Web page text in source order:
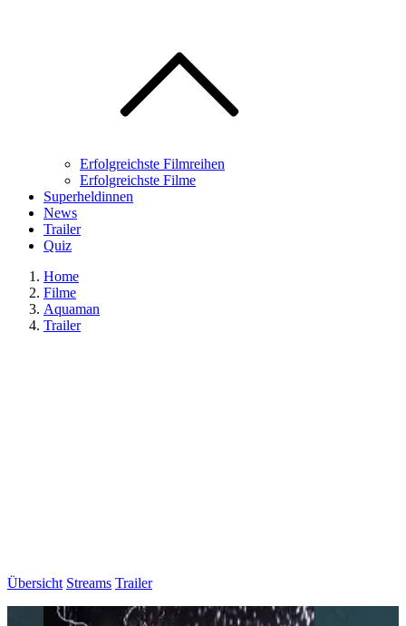
Erfolgreichste Filmreihen
Erfolgreichste Filme
Superheldinnen
News
Trailer
Quiz
Home
Filme
Aquaman
Trailer
Übersicht Streams Trailer